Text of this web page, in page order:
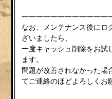
なお、メンテナンス後にロ
ざいましたら、
一度キャッシュ削除をお試
ます。
問題が改善されなかった場
てご連絡のほどよろしくお